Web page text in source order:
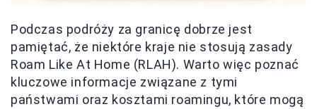
Podczas podróży za granicę dobrze jest
pamiętać, że niektóre kraje nie stosują zasady
Roam Like At Home (RLAH). Warto więc poznać
kluczowe informacje związane z tymi
państwami oraz kosztami roamingu, które mogą